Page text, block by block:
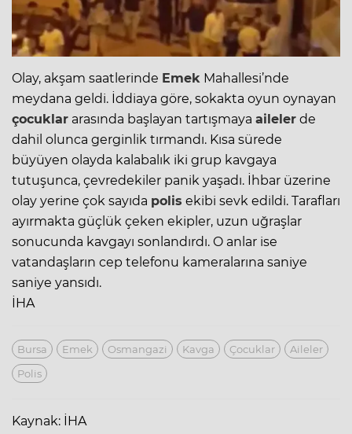
Olay, akşam saatlerinde Emek Mahallesi’nde
meydana geldi. İddiaya göre, sokakta oyun oynayan
çocuklar arasında başlayan tartışmaya aileler de
dahil olunca gerginlik tırmandı. Kısa sürede
büyüyen olayda kalabalık iki grup kavgaya
tutuşunca, çevredekiler panik yaşadı. İhbar üzerine
olay yerine çok sayıda polis ekibi sevk edildi. Tarafları
ayırmakta güçlük çeken ekipler, uzun uğraşlar
sonucunda kavgayı sonlandırdı. O anlar ise
vatandaşların cep telefonu kameralarına saniye
saniye yansıdı.
İHA
Bursa Emek Osmangazi Kavga Çocuklar
Aileler
Polis
Kaynak: İHA